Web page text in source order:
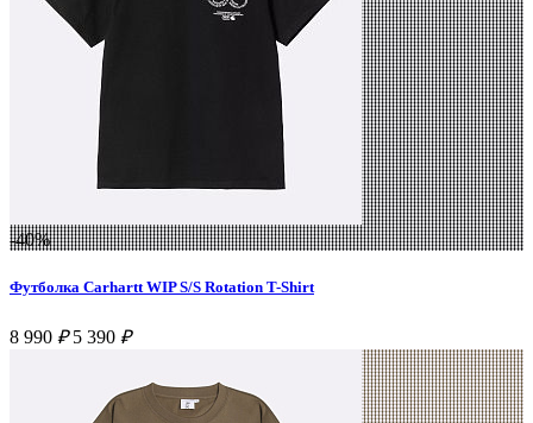
-40%
Футболка Carhartt WIP S/S Rotation T-Shirt
8 990 ₽ 5 390 ₽